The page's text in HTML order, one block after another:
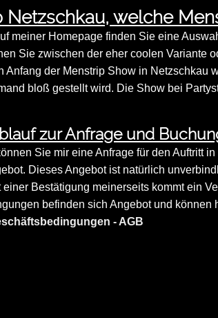
Netzschkau, welche
meiner Homepage finden Sie eine
Sie zwischen der eher coolen Variante
Anfang der Menstrip Show in Netzschkau
bloß gestellt wird. Die Show bei
zur Anfrage und
Sie mir eine Anfrage für den Auftritt
Dieses Angebot ist natürlich
einer Bestätigung meinerseits kommt ein
befinden sich Angebot und
- AGB